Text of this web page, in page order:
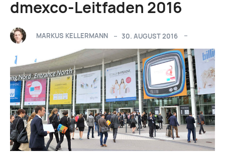
dmexco-Leitfaden 2016
MARKUS KELLERMANN 30. AUGUST 2016